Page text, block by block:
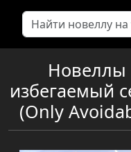
Новеллы
избегаемый
(Only